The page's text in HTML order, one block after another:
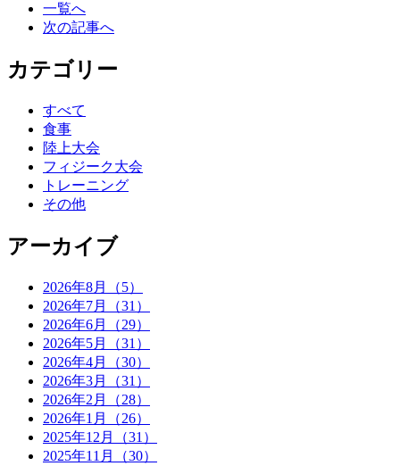
一覧へ
次の記事へ
カテゴリー
すべて
食事
陸上大会
フィジーク大会
トレーニング
その他
アーカイブ
2026年8月（5）
2026年7月（31）
2026年6月（29）
2026年5月（31）
2026年4月（30）
2026年3月（31）
2026年2月（28）
2026年1月（26）
2025年12月（31）
2025年11月（30）